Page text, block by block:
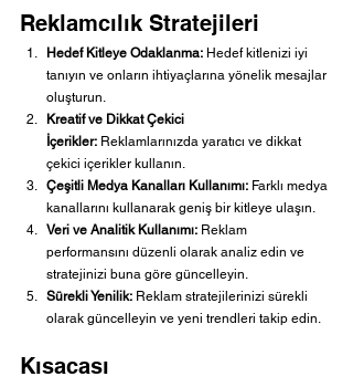
Reklamcılık Stratejileri
Hedef Kitleye Odaklanma: Hedef kitlenizi iyi
tanıyın ve onların ihtiyaçlarına yönelik mesajlar
oluşturun.
Kreatif ve Dikkat Çekici
İçerikler: Reklamlarınızda yaratıcı ve dikkat
çekici içerikler kullanın.
Çeşitli Medya Kanalları Kullanımı: Farklı medya
kanallarını kullanarak geniş bir kitleye ulaşın.
Veri ve Analitik Kullanımı: Reklam
performansını düzenli olarak analiz edin ve
stratejinizi buna göre güncelleyin.
Sürekli Yenilik: Reklam stratejilerinizi sürekli
olarak güncelleyin ve yeni trendleri takip edin.
Kısacası